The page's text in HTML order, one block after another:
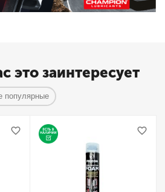
это заинтересует
популярные